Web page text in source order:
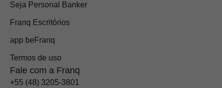
Seja Personal Banker
Franq Escritórios
app beFranq
Termos de uso
Fale com a Franq
+55 (48) 3205-3801